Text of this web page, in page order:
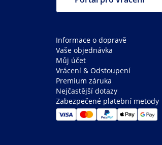
Informace o dopravě
Vaše objednávka
Můj účet
Vrácení & Odstoupení
Premium záruka
Nejčastější dotazy
Zabezpečené platební metody